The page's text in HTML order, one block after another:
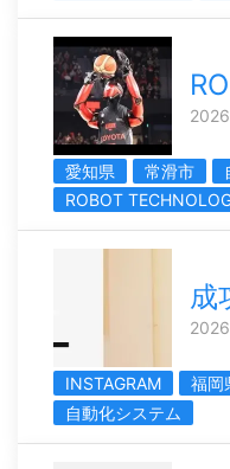
愛知県 常滑市
ROBOT
成
INSTAGRAM 福岡
自動化システム